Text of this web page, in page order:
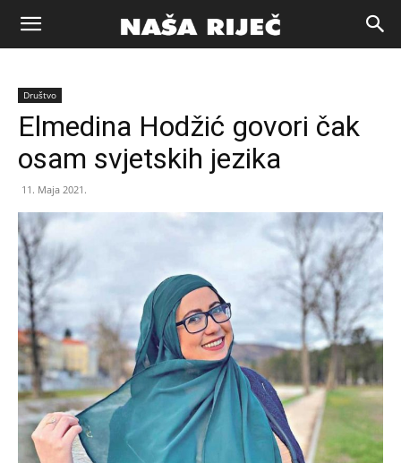
Naša
riječ
Društvo
Elmedina Hodžić govori čak
osam svjetskih jezika
11. Maja 2021.